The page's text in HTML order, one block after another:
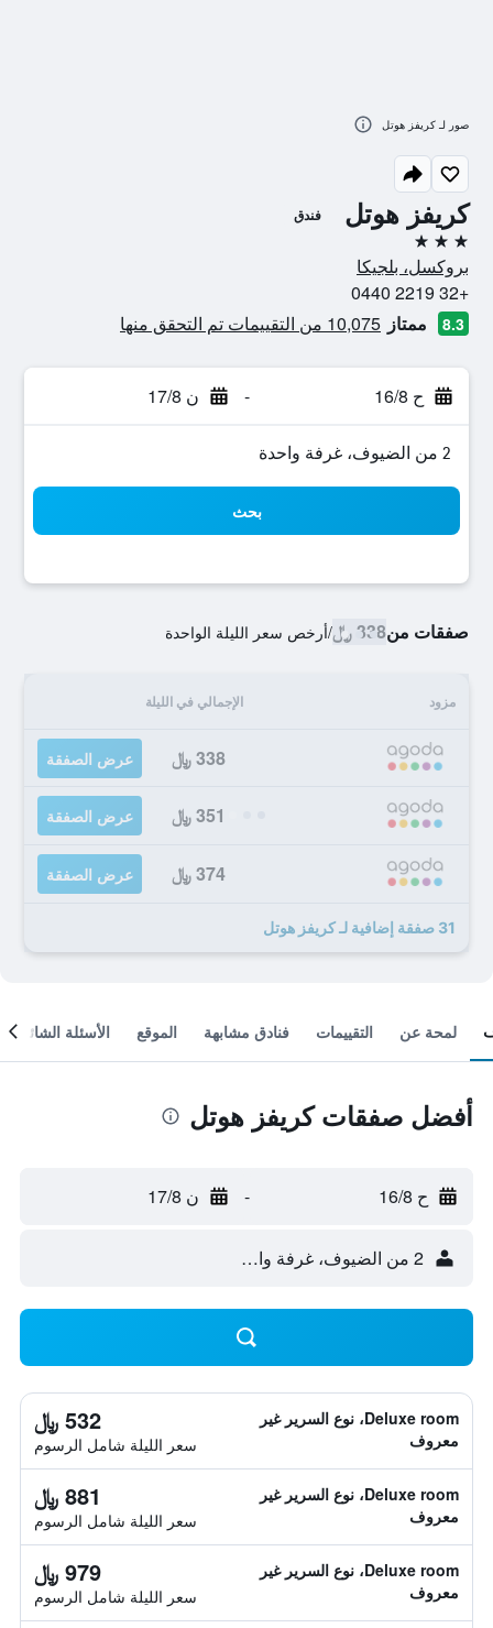
كريفز هوتل فندق
3 نجوم
بروكسل، بلجيكا
+32 2219 0440
8.3 ممتاز 10,075 من التقييمات تم التحقق منها
ح 16/8 - ن 17/8
2 من الضيوف، غرفة واحدة
بحث
صفقات من338 ﷼ /أرخص سعر الليلة الواحدة
مزود الإجمالي في الليلة
338 ﷼ عرض الصفقة
351 ﷼ عرض الصفقة
374 ﷼ عرض الصفقة
31 صفقة إضافية لـ كريفز هوتل
صور لـ كريفز هوتل
لمحة عن التقييمات فنادق مشابهة الموقع الأسئلة الشائعة
أفضل صفقات كريفز هوتل
ح 16/8 - ن 17/8
2 من الضيوف، غرفة واحدة
Deluxe room، نوع السرير غير
معروف
532 ﷼
سعر الليلة شامل الرسوم
Deluxe room، نوع السرير غير
معروف
881 ﷼
سعر الليلة شامل الرسوم
Deluxe room، نوع السرير غير
معروف
979 ﷼
سعر الليلة شامل الرسوم